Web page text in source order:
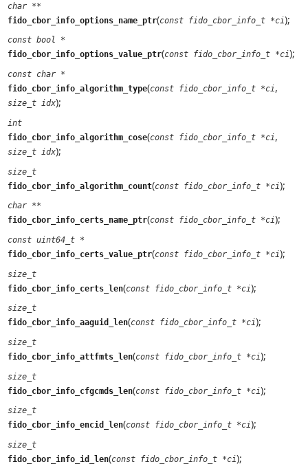
char **
fido_cbor_info_options_name_ptr(const fido_cbor_info_t *ci);
const bool *
fido_cbor_info_options_value_ptr(const fido_cbor_info_t *ci);
const char *
fido_cbor_info_algorithm_type(const fido_cbor_info_t *ci,
size_t idx);
int
fido_cbor_info_algorithm_cose(const fido_cbor_info_t *ci,
size_t idx);
size_t
fido_cbor_info_algorithm_count(const fido_cbor_info_t *ci);
char **
fido_cbor_info_certs_name_ptr(const fido_cbor_info_t *ci);
const uint64_t *
fido_cbor_info_certs_value_ptr(const fido_cbor_info_t *ci);
size_t
fido_cbor_info_certs_len(const fido_cbor_info_t *ci);
size_t
fido_cbor_info_aaguid_len(const fido_cbor_info_t *ci);
size_t
fido_cbor_info_attfmts_len(const fido_cbor_info_t *ci);
size_t
fido_cbor_info_cfgcmds_len(const fido_cbor_info_t *ci);
size_t
fido_cbor_info_encid_len(const fido_cbor_info_t *ci);
size_t
fido_cbor_info_id_len(const fido_cbor_info_t *ci);